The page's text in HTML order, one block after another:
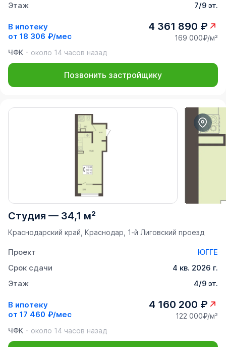
Этаж
7/9 эт.
В ипотеку
от 18 306 ₽/мес
4 361 890 ₽
169 000₽/м²
ЧФК
около 14 часов назад
Позвонить застройщику
Студия — 34,1 м²
Краснодарский край, Краснодар, 1-й Лиговский проезд
Проект
ЮГГЕ
Срок сдачи
4 кв. 2026 г.
Этаж
4/9 эт.
В ипотеку
от 17 460 ₽/мес
4 160 200 ₽
122 000₽/м²
ЧФК
около 14 часов назад